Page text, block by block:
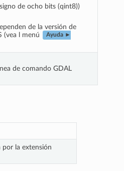
de ocho bits (qint8))
de la versión de
(vea l menú
Ayuda ►
de comando GDAL
por la extensión